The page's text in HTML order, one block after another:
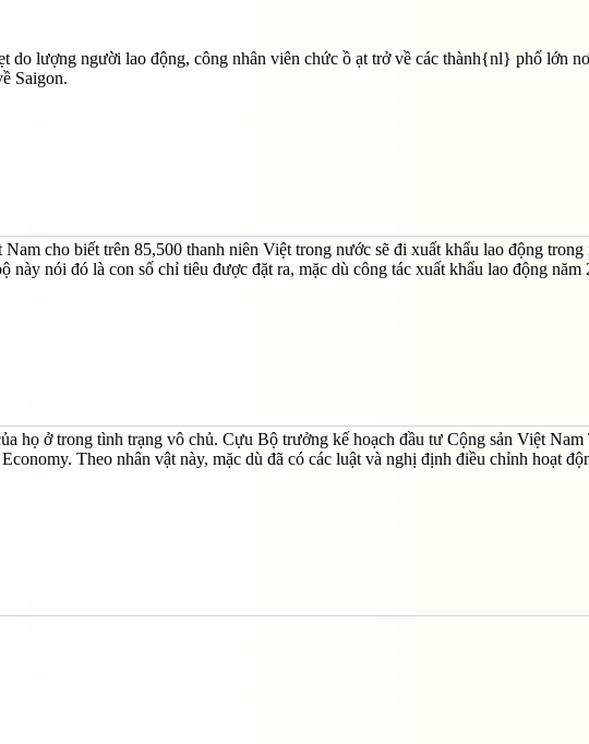
lượng người lao động, công nhân viên chức ồ ạt trở về các thành{nl} phố lớn
Saigon.
cho biết trên 85,500 thanh niên Việt trong nước sẽ đi xuất khẩu lao động trong
nói đó là con số chỉ tiêu được đặt ra, mặc dù công tác xuất khẩu lao động năm
họ ở trong tình trạng vô chủ. Cựu Bộ trưởng kế hoạch đầu tư Cộng sản Việt Nam
Theo nhân vật này, mặc dù đã có các luật và nghị định điều chỉnh hoạt